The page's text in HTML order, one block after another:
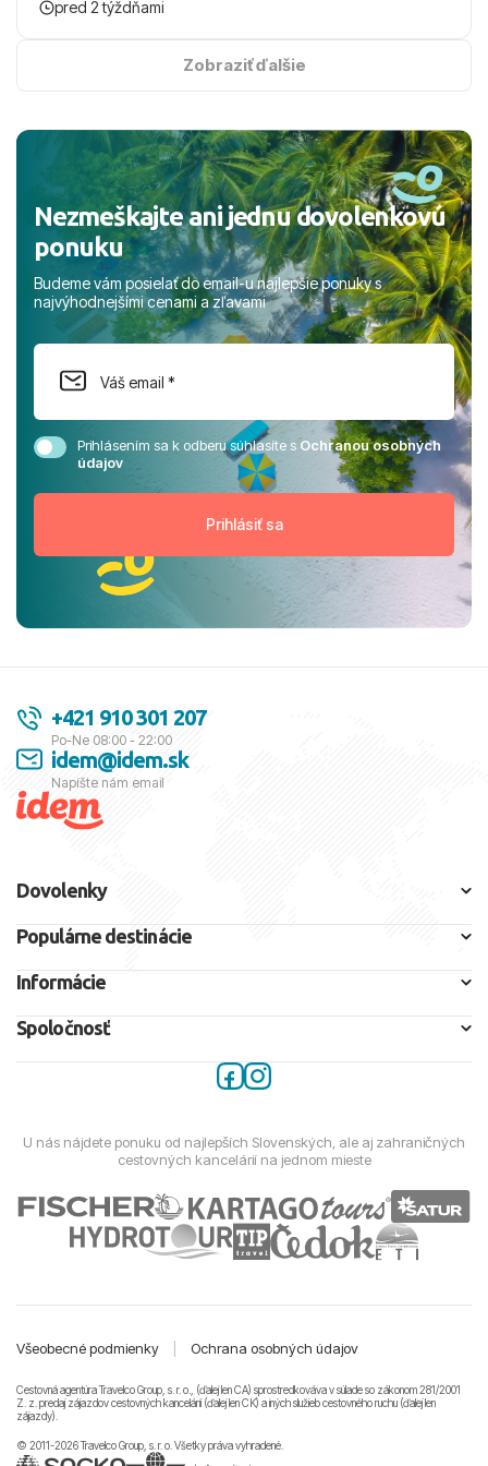
odporučiť každému, kto hľadá bezstarostnú dovolenku
s hviezdičkou. ​Už teraz sa tešíme, kam s nami vyrazíte
pred 2 týždňami
Zobraziť ďalšie
Nezmeškajte ani jednu dovolenkovú
ponuku
Budeme vám posielať do email-u najlepšie ponuky s
najvýhodnejšími cenami a zľavami
Prihlásením sa k odberu súhlasíte sOchranou osobných
údajov
+421 910 301 207
Po-Ne 08:00 - 22:00
idem@idem.sk
Napíšte nám email
Dovolenky
Populárne destinácie
Informácie
Spoločnosť
U nás nájdete ponuku od najlepších Slovenských, ale aj zahraničných
cestovných kancelárií na jednom mieste
Všeobecné podmienky Ochrana osobných údajov
Cestovná agentúra Travelco Group, s. r. o., (ďalej len CA) sprostredkováva v súlade so zákonom 281/2001
Z. z. predaj zájazdov cestovných kancelárii (ďalej len CK) a iných služieb cestovného ruchu (ďalej len
zájazdy).
© 2011-2026 Travelco Group, s. r. o. Všetky práva vyhradené.